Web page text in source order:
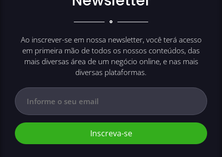
Ao inscrever-se em nossa newsletter, você terá acesso
em primeira mão de todos os nossos conteúdos, das
mais diversas área de um negócio online, e nas mais
diversas plataformas.
Inscreva-se